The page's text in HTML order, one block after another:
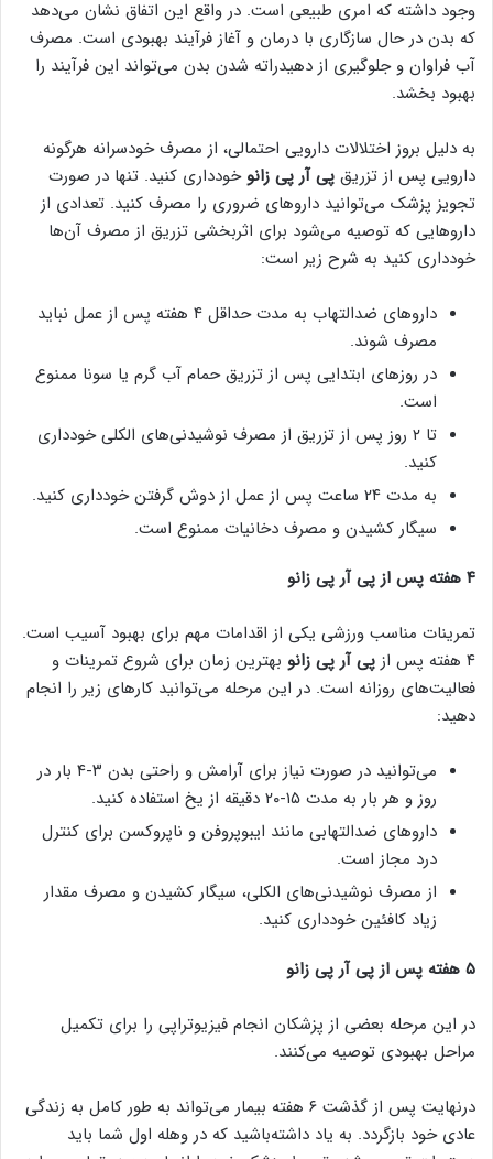
وجود داشته که امری طبیعی است. در واقع این اتفاق نشان می‌دهد
که بدن در حال سازگاری با درمان و آغاز فرآیند بهبودی است. مصرف
آب فراوان و جلوگیری از دهیدراته شدن بدن می‌تواند این فرآیند را
بهبود بخشد.
به دلیل بروز اختلالات دارویی احتمالی، از مصرف خودسرانه هرگونه
دارویی پس از تزریق پی آر پی زانوخودداری کنید. تنها در صورت
تجویز پزشک می‌توانید داروهای ضروری را مصرف کنید. تعدادی از
داروهایی که توصیه می‌شود برای اثربخشی تزریق از مصرف آن‌ها
خودداری کنید به شرح زیر است:
داروهای ضدالتهاب به مدت حداقل ۴ هفته پس از عمل نباید
مصرف شوند.
در روزهای ابتدایی پس از تزریق حمام آب گرم یا سونا ممنوع
است.
تا ۲ روز پس از تزریق از مصرف نوشیدنی‌های الکلی خودداری
کنید.
به مدت ۲۴ ساعت پس از عمل از دوش گرفتن خودداری کنید.
سیگار کشیدن و مصرف دخانیات ممنوع است.
۴ هفته پس از پی آر پی زانو
تمرینات مناسب ورزشی یکی از اقدامات مهم برای بهبود آسیب است.
۴ هفته پس از
پی آر پی زانو بهترین زمان برای شروع تمرینات و
فعالیت‌های روزانه است. در این مرحله می‌توانید کارهای زیر را انجام
دهید:
می‌توانید در صورت نیاز برای آرامش و راحتی بدن ۳-۴ بار در
روز و هر بار به مدت ۱۵-۲۰ دقیقه از یخ استفاده کنید.
داروهای ضدالتهابی مانند ایبوپروفن و ناپروکسن برای کنترل
درد مجاز است.
از مصرف نوشیدنی‌های الکلی، سیگار کشیدن و مصرف مقدار
زیاد کافئین خودداری کنید.
۵ هفته پس از پی آر پی زانو
در این مرحله بعضی از پزشکان انجام فیزیوتراپی را برای تکمیل
مراحل بهبودی توصیه می‌کنند.
درنهایت پس از گذشت ۶ هفته بیمار می‌تواند به طور کامل به زندگی
عادی خود بازگردد. به یاد داشته‌باشید که در وهله اول شما باید